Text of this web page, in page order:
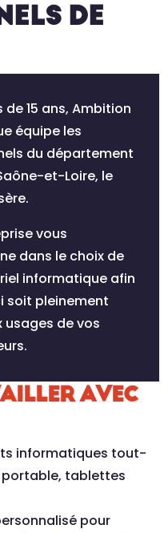
DE
de 15 ans, Ambition
équipe les
du département
et-Loire, le
vous
dans le choix de
informatique afin
soit pleinement
de vos
AVEC
informatiques tout-
portable, tablettes
pour